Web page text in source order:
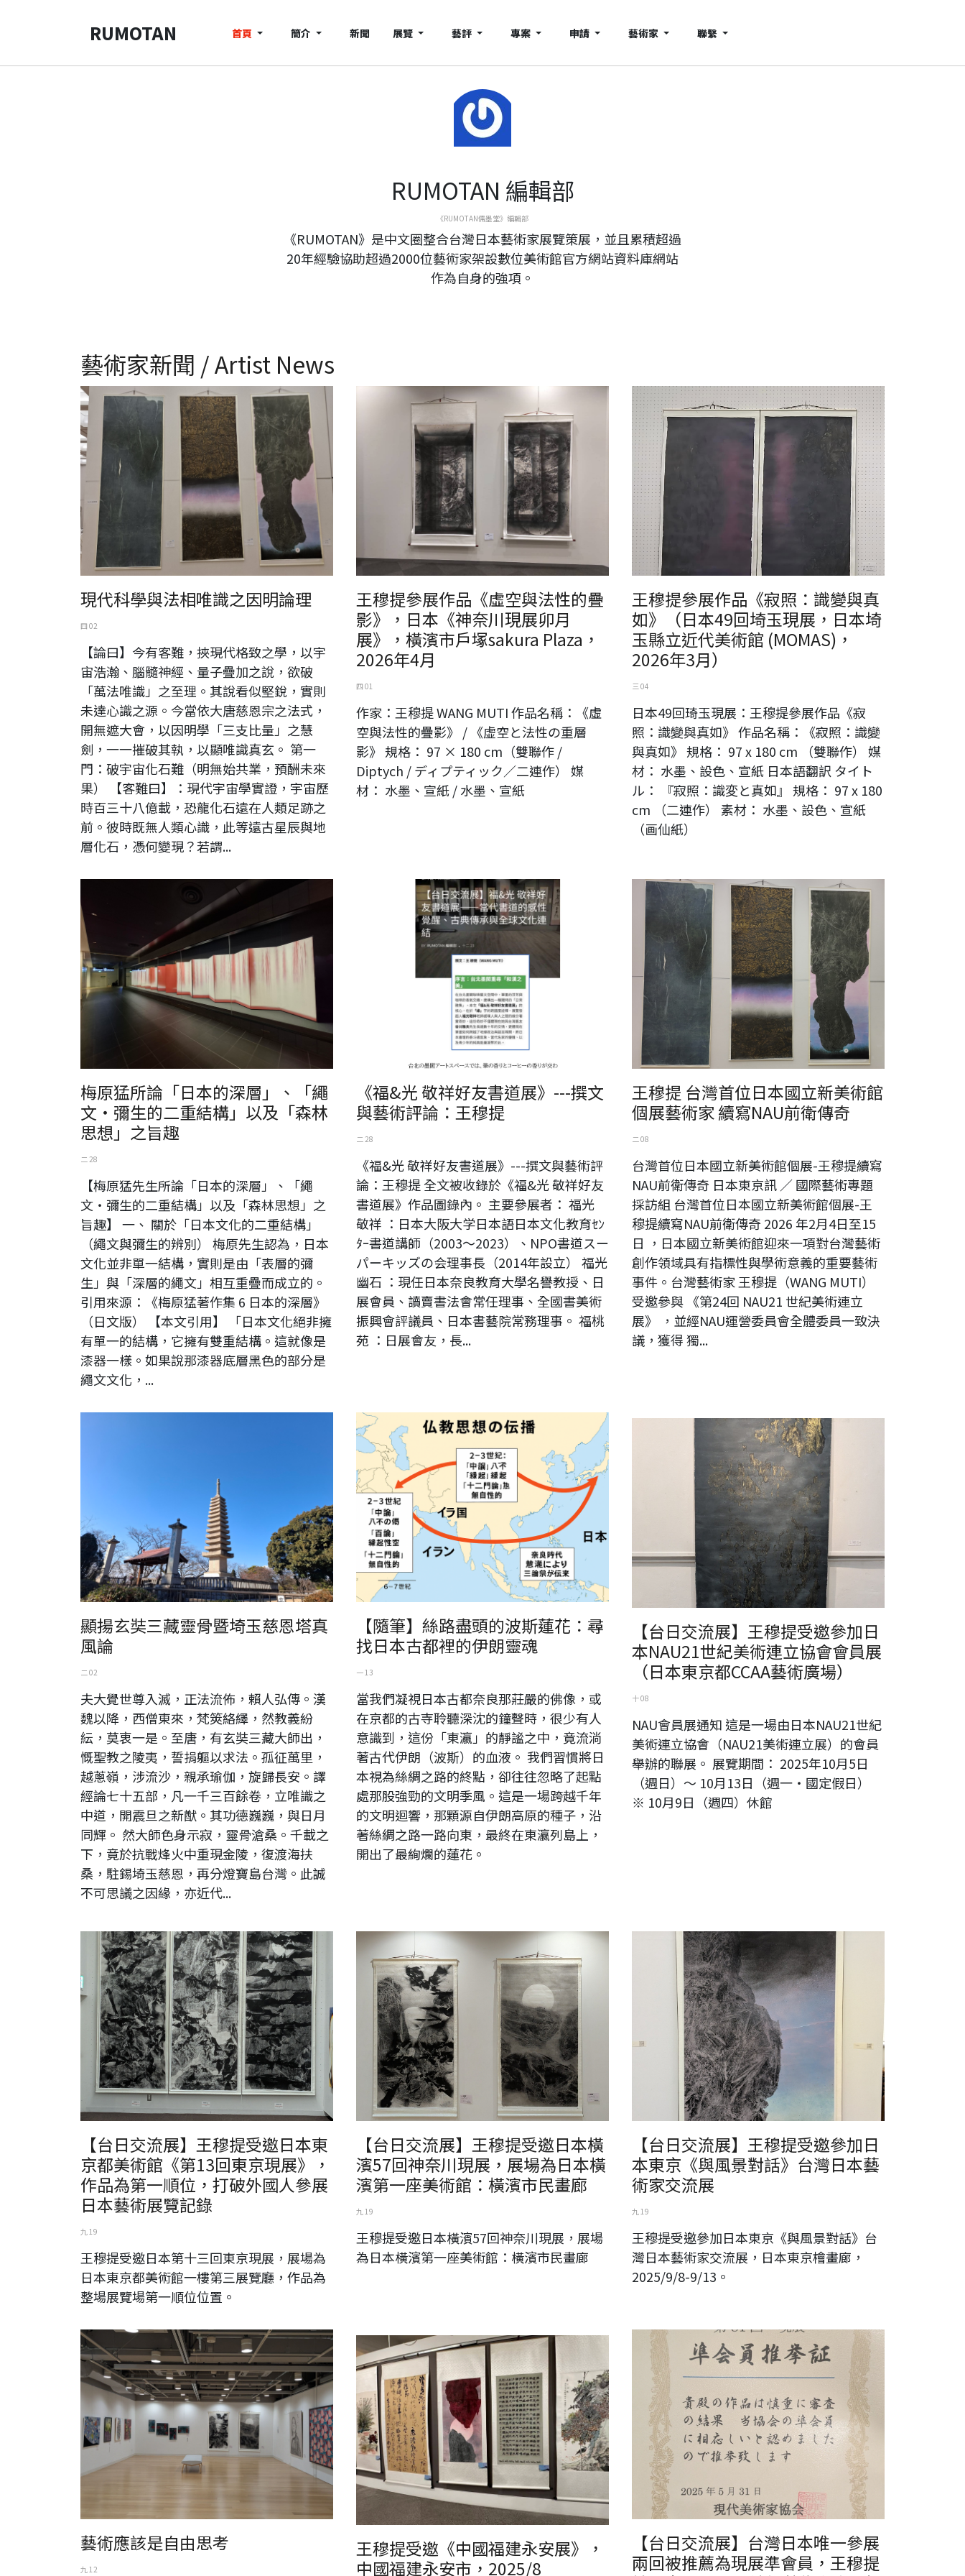
RUMOTAN 首頁 簡介 新聞 展覽 藝評 專案 申請 藝術家 聯繫
RUMOTAN 編輯部
《RUMOTAN儒墨堂》編輯部
《RUMOTAN》是中文圈整合台灣日本藝術家展覽策展，並且累積超過
20年經驗協助超過2000位藝術家架設數位美術館官方網站資料庫網站
作為自身的強項。
藝術家新聞 / Artist News
現代科學與法相唯識之因明論理
四 02
【論曰】今有客難，挾現代格致之學，以宇
宙浩瀚、腦髓神經、量子疊加之說，欲破
「萬法唯識」之至理。其說看似堅銳，實則
未達心識之源。今當依大唐慈恩宗之法式，
開無遮大會，以因明學「三支比量」之慧
劍，一一摧破其執，以顯唯識真玄。 第一
門：破宇宙化石難（明無始共業，預酬未來
果） 【客難曰】：現代宇宙學實證，宇宙歷
時百三十八億載，恐龍化石遠在人類足跡之
前。彼時既無人類心識，此等遠古星辰與地
層化石，憑何變現？若謂...
王穆提參展作品《虛空與法性的疊
影》，日本《神奈川現展卯月
展》，橫濱市戶塚sakura Plaza，
2026年4月
四 01
作家：王穆提 WANG MUTI 作品名稱：《虛
空與法性的疊影》 / 《虚空と法性の重層
影》 規格： 97 × 180 cm（雙聯作 /
Diptych / ディプティック／二連作） 媒
材： 水墨、宣紙 / 水墨、宣紙
王穆提參展作品《寂照：識變與真
如》（日本49回埼玉現展，日本埼
玉縣立近代美術館 (MOMAS)，
2026年3月）
三 04
日本49回琦玉現展：王穆提參展作品《寂
照：識變與真如》 作品名稱：《寂照：識變
與真如》 規格： 97 x 180 cm （雙聯作） 媒
材： 水墨、設色、宣紙 日本語翻訳 タイト
ル： 『寂照：識変と真如』 規格： 97 x 180
cm （二連作） 素材： 水墨、設色、宣紙
（画仙紙）
梅原猛所論「日本的深層」、「繩
文・彌生的二重結構」以及「森林
思想」之旨趣
二 28
【梅原猛先生所論「日本的深層」、「繩
文・彌生的二重結構」以及「森林思想」之
旨趣】 一、 關於「日本文化的二重結構」
（繩文與彌生的辨別） 梅原先生認為，日本
文化並非單一結構，實則是由「表層的彌
生」與「深層的繩文」相互重疊而成立的。
引用來源：《梅原猛著作集 6 日本的深層》
（日文版） 【本文引用】 「日本文化絕非擁
有單一的結構，它擁有雙重結構。這就像是
漆器一樣。如果說那漆器底層黑色的部分是
繩文文化，...
《福&光 敬祥好友書道展》---撰文
與藝術評論：王穆提
二 28
《福&光 敬祥好友書道展》---撰文與藝術評
論：王穆提 全文被收錄於《福&光 敬祥好友
書道展》作品圖錄內。 主要參展者： 福光
敬祥 ：日本大阪大学日本語日本文化教育ｾﾝ
ﾀｰ書道講師（2003～2023）、NPO書道スー
パーキッズの会理事長（2014年設立） 福光
幽石 ：現任日本奈良教育大學名譽教授、日
展會員、讀賣書法會常任理事、全國書美術
振興會評議員、日本書藝院常務理事。 福桃
苑 ：日展會友，長...
王穆提 台灣首位日本國立新美術館
個展藝術家 續寫NAU前衛傳奇
二 08
台灣首位日本國立新美術館個展-王穆提續寫
NAU前衛傳奇 日本東京訊 ／ 國際藝術專題
採訪組 台灣首位日本國立新美術館個展-王
穆提續寫NAU前衛傳奇 2026 年2月4日至15
日 ，日本國立新美術館迎來一項對台灣藝術
創作領域具有指標性與學術意義的重要藝術
事件。台灣藝術家 王穆提（WANG MUTI）
受邀參與 《第24回 NAU21 世紀美術連立
展》 ，並經NAU運營委員會全體委員一致決
議，獲得 獨...
顯揚玄奘三藏靈骨暨埼玉慈恩塔真
風論
二 02
夫大覺世尊入滅，正法流佈，賴人弘傳。漢
魏以降，西僧東來，梵筴絡繹，然教義紛
紜，莫衷一是。至唐，有玄奘三藏大師出，
慨聖教之陵夷，誓捐軀以求法。孤征萬里，
越蔥嶺，涉流沙，親承瑜伽，旋歸長安。譯
經論七十五部，凡一千三百餘卷，立唯識之
中道，開震旦之新猷。其功德巍巍，與日月
同輝。 然大師色身示寂，靈骨滄桑。千載之
下，竟於抗戰烽火中重現金陵，復渡海扶
桑，駐錫埼玉慈恩，再分燈寶島台灣。此誠
不可思議之因緣，亦近代...
【隨筆】絲路盡頭的波斯蓮花：尋
找日本古都裡的伊朗靈魂
一 13
當我們凝視日本古都奈良那莊嚴的佛像，或
在京都的古寺聆聽深沈的鐘聲時，很少有人
意識到，這份「東瀛」的靜謐之中，竟流淌
著古代伊朗（波斯）的血液。 我們習慣將日
本視為絲綢之路的終點，卻往往忽略了起點
處那股強勁的文明季風。這是一場跨越千年
的文明迴響，那顆源自伊朗高原的種子，沿
著絲綢之路一路向東，最終在東瀛列島上，
開出了最絢爛的蓮花。
王穆提 空 97x180cm 墨、壓克力、宣紙 2025年
【台日交流展】王穆提受邀參加日
本NAU21世紀美術連立協會會員展
（日本東京都CCAA藝術廣場）
十 08
NAU會員展通知 這是一場由日本NAU21世紀
美術連立協會（NAU21美術連立展）的會員
舉辦的聯展。 展覽期間： 2025年10月5日
（週日）～ 10月13日（週一・國定假日）
※ 10月9日（週四）休館
王穆提受邀日本第十三回東京現展，展場為東京都美術館
【台日交流展】王穆提受邀日本東
京都美術館《第13回東京現展》，
作品為第一順位，打破外國人參展
日本藝術展覽記錄
九 19
王穆提受邀日本第十三回東京現展，展場為
日本東京都美術館一樓第三展覽廳，作品為
整場展覽場第一順位位置。
王穆提受邀日本橫濱57回神奈川現展，展場為日本橫濱第一座
美術館：橫濱市民畫廊
【台日交流展】王穆提受邀日本橫
濱57回神奈川現展，展場為日本橫
濱第一座美術館：橫濱市民畫廊
九 19
王穆提受邀日本橫濱57回神奈川現展，展場
為日本橫濱第一座美術館：橫濱市民畫廊
王穆提受邀參加日本東京《與風景對話》台灣日本藝術家交流
【台日交流展】王穆提受邀參加日
本東京《與風景對話》台灣日本藝
術家交流展
九 19
王穆提受邀參加日本東京《與風景對話》台
灣日本藝術家交流展，日本東京檜畫廊，
2025/9/8-9/13。
藝術應該是自由思考
九 12
王穆提受邀《中國福建永安展》，中國福建永安市，2025/8
王穆提受邀《中國福建永安展》，
中國福建永安市，2025/8
【台日交流展】台灣日本唯一參展
兩回被推薦為現展準會員，王穆提